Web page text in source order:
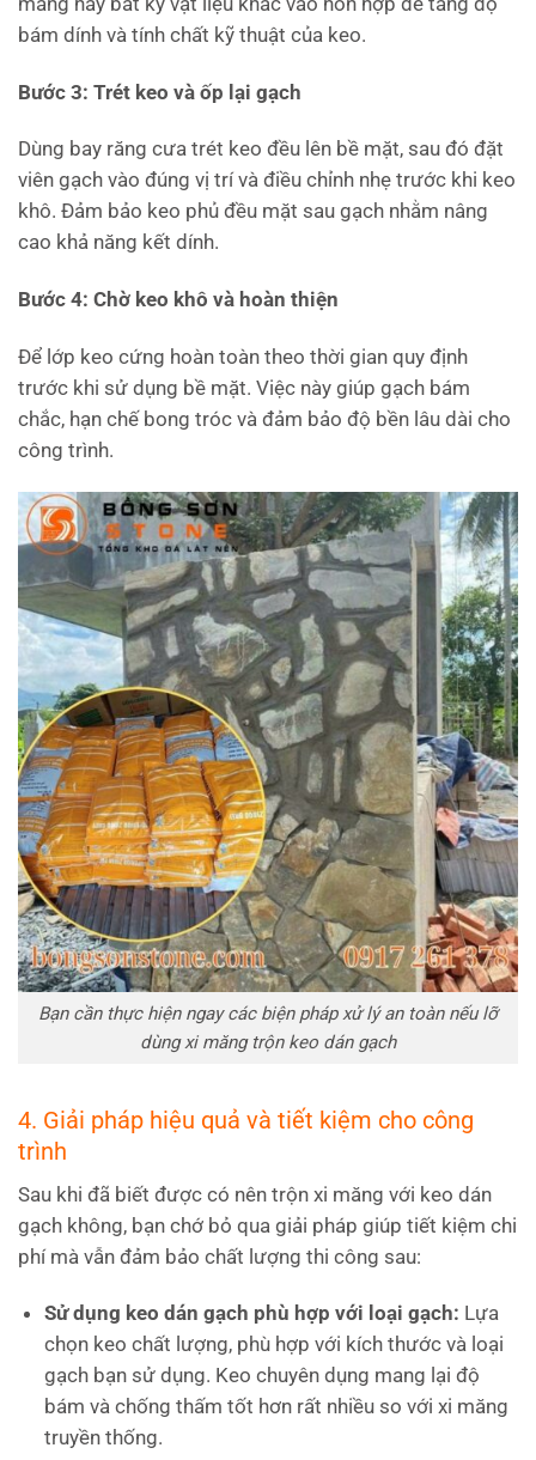
bám dính và tính chất kỹ thuật của keo.
Bước 3: Trét keo và ốp lại gạch
Dùng bay răng cưa trét keo đều lên bề mặt, sau đó đặt
viên gạch vào đúng vị trí và điều chỉnh nhẹ trước khi keo
khô. Đảm bảo keo phủ đều mặt sau gạch nhằm nâng
cao khả năng kết dính.
Bước 4: Chờ keo khô và hoàn thiện
Để lớp keo cứng hoàn toàn theo thời gian quy định
trước khi sử dụng bề mặt. Việc này giúp gạch bám
chắc, hạn chế bong tróc và đảm bảo độ bền lâu dài cho
công trình.
Bạn cần thực hiện ngay các biện pháp xử lý an toàn nếu lỡ
dùng xi măng trộn keo dán gạch
4. Giải pháp hiệu quả và tiết kiệm cho công
trình
Sau khi đã biết được có nên trộn xi măng với keo dán
gạch không, bạn chớ bỏ qua giải pháp giúp tiết kiệm chi
phí mà vẫn đảm bảo chất lượng thi công sau:
Sử dụng keo dán gạch phù hợp với loại gạch: Lựa
chọn keo chất lượng, phù hợp với kích thước và loại
gạch bạn sử dụng. Keo chuyên dụng mang lại độ
bám và chống thấm tốt hơn rất nhiều so với xi măng
truyền thống.